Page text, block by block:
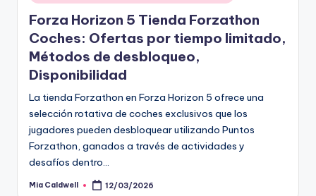
in
Forza Horizon 5 Tienda Forzathon
Coches: Ofertas por tiempo limitado,
Métodos de desbloqueo,
Disponibilidad
La tienda Forzathon en Forza Horizon 5 ofrece una
selección rotativa de coches exclusivos que los
jugadores pueden desbloquear utilizando Puntos
Forzathon, ganados a través de actividades y
desafíos dentro…
Posted
Mia Caldwell 12/03/2026